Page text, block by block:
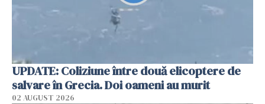
UPDATE: Coliziune între două elicoptere de
salvare în Grecia. Doi oameni au murit
02 AUGUST 2026